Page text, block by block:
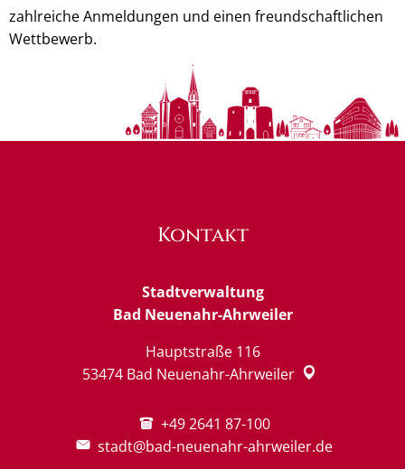
zahlreiche Anmeldungen und einen freundschaftlichen
Wettbewerb.
Kontakt
Stadtverwaltung
Bad Neuenahr-Ahrweiler
Hauptstraße 116
53474 Bad Neuenahr-Ahrweiler
+49 2641 87-100
stadt@bad-neuenahr-ahrweiler.de